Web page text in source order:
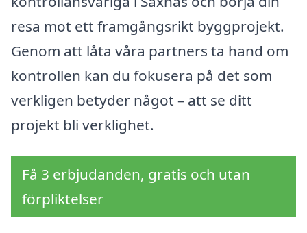
resa mot ett framgångsrikt byggprojekt.
Genom att låta våra partners ta hand om
kontrollen kan du fokusera på det som
verkligen betyder något – att se ditt
projekt bli verklighet.
Få 3 erbjudanden, gratis och utan
förpliktelser